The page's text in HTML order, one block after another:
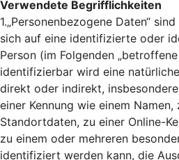
Verwendete Begrifflichkeiten
1.„Personenbezogene Daten“
sich auf eine identifizierte oder
Person (im Folgenden
identifizierbar wird eine
direkt oder indirekt,
einer Kennung wie einem Namen,
Standortdaten, zu einer Online-
zu einem oder mehreren
identifiziert werden kann, die